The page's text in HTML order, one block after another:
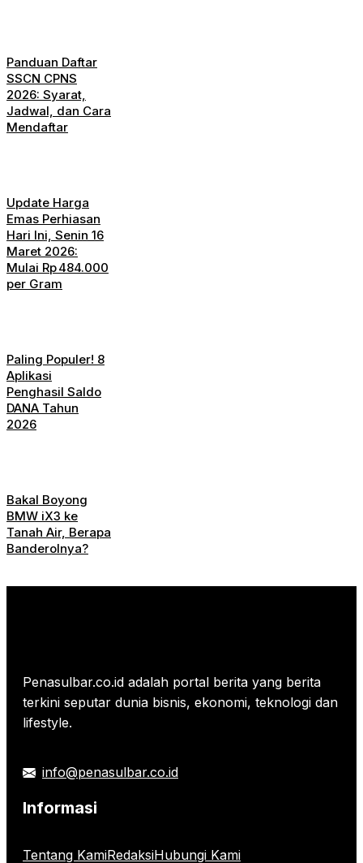
Panduan Daftar
SSCN CPNS
2026: Syarat,
Jadwal, dan Cara
Mendaftar
Update Harga
Emas Perhiasan
Hari Ini, Senin 16
Maret 2026:
Mulai Rp 484.000
per Gram
Paling Populer! 8
Aplikasi
Penghasil Saldo
DANA Tahun
2026
Bakal Boyong
BMW iX3 ke
Tanah Air, Berapa
Banderolnya?
Penasulbar.co.id adalah portal berita yang berita
terkini seputar dunia bisnis, ekonomi, teknologi dan
lifestyle.
info@penasulbar.co.id
Informasi
Tentang KamiRedaksiHubungi Kami